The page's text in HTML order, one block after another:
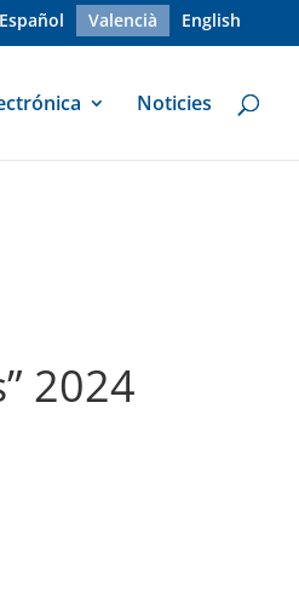
Español Valencià English
Noticies
2024